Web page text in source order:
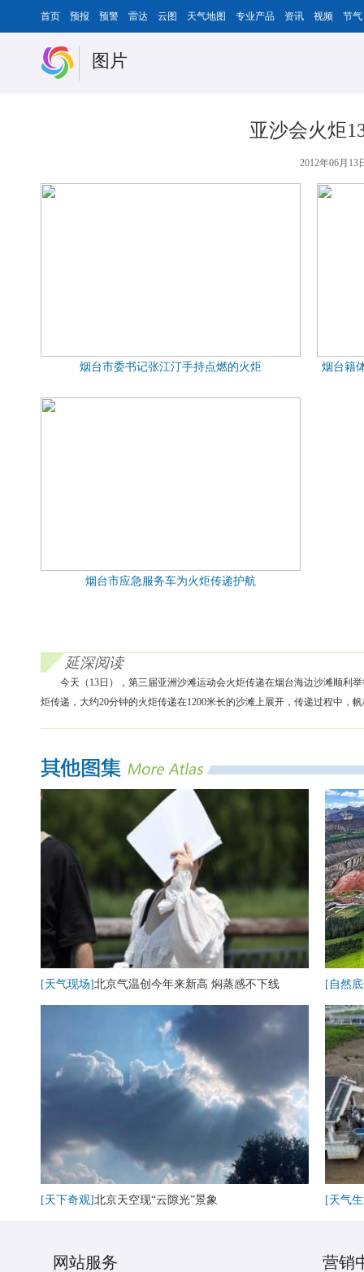
首页 预报 预警 雷达 云图 天气地图 专业产品 资讯 视频 节气
图片
亚沙会火炬
2012年06月13
烟台市委书记张江汀手持点燃的火炬 烟台籍
烟台市应急服务车为火炬传递护航
延深阅读
今天（13日），第三届亚洲沙滩运动会火炬传递在烟台海边沙滩顺利
炬传递，大约20分钟的火炬传递在1200米长的沙滩上展开，传递过程中，
[天气现场]北京气温创今年来新高 焖蒸感不下线 [自然
[天下奇观]北京天空现“云隙光”景象 [天气
网站服务 营销